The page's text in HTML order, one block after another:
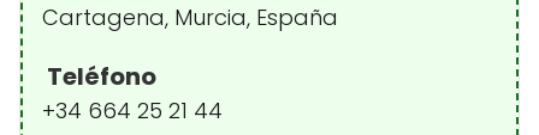
Cartagena, Murcia, España
Teléfono
+34 664 25 21 44